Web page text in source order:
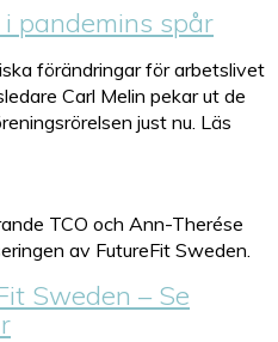
pandemins spår
förändringar för arbetslivet
Carl Melin pekar ut de
just nu. Läs
Sweden – Se